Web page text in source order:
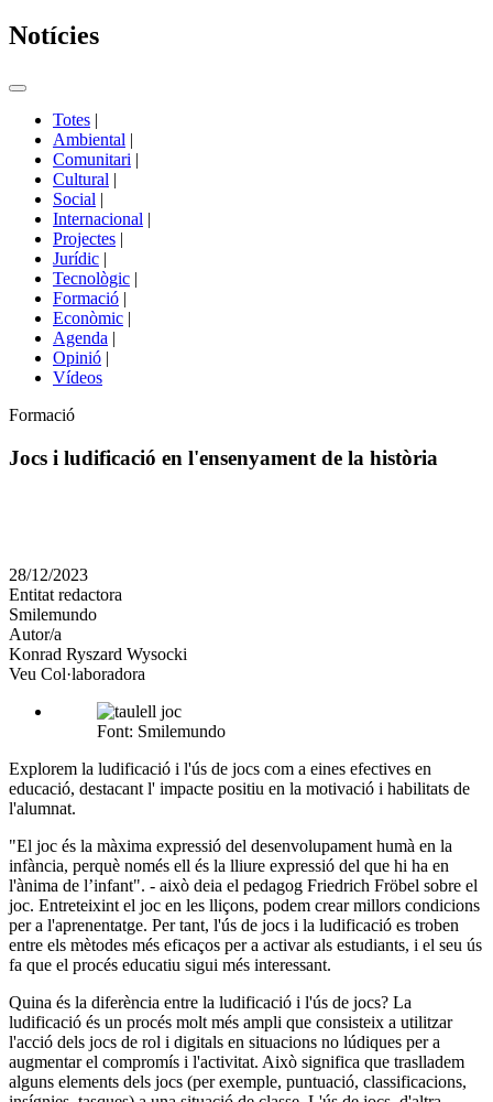
Notícies
Commutador
portals
Totes |
Ambiental |
Comunitari |
Cultural |
Social |
Internacional |
Projectes |
Jurídic |
Tecnològic |
Formació |
Econòmic |
Agenda |
Opinió |
Vídeos
Àmbit
la
Formació
Jocs i ludificació en l'ensenyament de la història
en
altres
xarxes
socials
28/12/2023
Entitat redactora
Smilemundo
Autor/a
Konrad Ryszard Wysocki
Veu Col·laboradora
Font: Smilemundo
Explorem la ludificació i l'ús de jocs com a eines efectives en
educació, destacant l' impacte positiu en la motivació i habilitats de
l'alumnat.
"El joc és la màxima expressió del desenvolupament humà en la
infància, perquè només ell és la lliure expressió del que hi ha en
l'ànima de l’infant". - això deia el pedagog Friedrich Fröbel sobre el
joc. Entreteixint el joc en les lliçons, podem crear millors condicions
per a l'aprenentatge. Per tant, l'ús de jocs i la ludificació es troben
entre els mètodes més eficaços per a activar als estudiants, i el seu ús
fa que el procés educatiu sigui més interessant.
Quina és la diferència entre la ludificació i l'ús de jocs? La
ludificació és un procés molt més ampli que consisteix a utilitzar
l'acció dels jocs de rol i digitals en situacions no lúdiques per a
augmentar el compromís i l'activitat. Això significa que traslladem
alguns elements dels jocs (per exemple, puntuació, classificacions,